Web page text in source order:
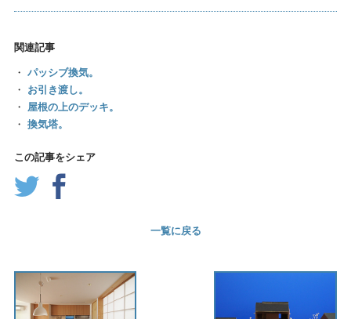
関連記事
・ パッシブ換気。
・
お引き渡し。
・
屋根の上のデッキ。
・ 換気塔。
この記事をシェア
一覧に戻る